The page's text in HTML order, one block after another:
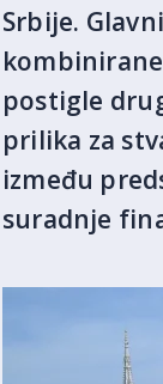
Srbije.
postigle
prilika za
između
suradnje